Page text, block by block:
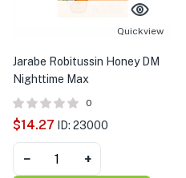
Quickview
Jarabe Robitussin Honey DM
Nighttime Max
0
$14.27 ID: 23000
− +